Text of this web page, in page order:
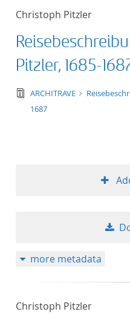
Christoph Pitzler
Pitzler, 1685-
text/
ARCHITRAVE
1687
more metadata
Christoph Pitzler